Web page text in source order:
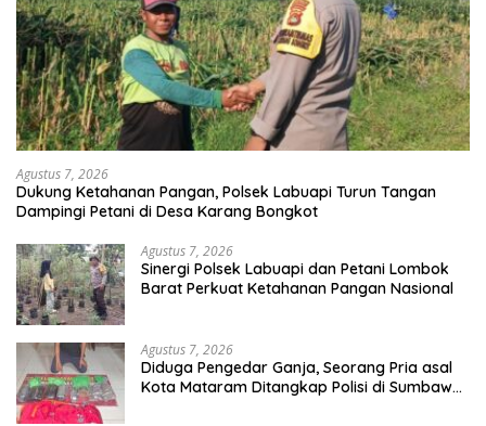
Agustus 7, 2026
Dukung Ketahanan Pangan, Polsek Labuapi Turun Tangan
Dampingi Petani di Desa Karang Bongkot
Agustus 7, 2026
Sinergi Polsek Labuapi dan Petani Lombok
Barat Perkuat Ketahanan Pangan Nasional
Agustus 7, 2026
Diduga Pengedar Ganja, Seorang Pria asal
Kota Mataram Ditangkap Polisi di Sumbawa